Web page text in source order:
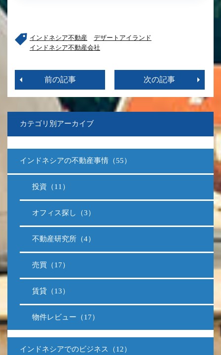
インドネシア不動産
デザートアイランド
インドネシア不動産会社
前の記事 次の記事
カテゴリ別アーカイブ
インドネシアの不動産事情（55）
投資（11）
オフィス探し（3）
不動産研究所（4）
売買（17）
賃貸（13）
物件レビュー（17）
インドネシアでのビジネス（12）